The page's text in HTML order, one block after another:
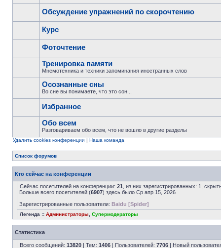
Обсуждение упражнений по скорочтению
Курс
Фоточтение
Тренировка памяти
Мнемотехника и техники запоминания иностранных слов
Осознанные сны
Во сне вы понимаете, что это сон...
Избранное
Обо всем
Разговариваем обо всем, что не вошло в другие разделы
Удалить cookies конференции | Наша команда
Список форумов
Кто сейчас на конференции
Сейчас посетителей на конференции: 21 , из них зарегистрированных: 1,
Больше всего посетителей (6907) здесь было Ср апр 15, 2026
Зарегистрированные пользователи: Baidu [Spider]
Легенда :: Администраторы Супермодераторы
Статистика
Всего сообщений: 13820 | Тем: 1406 | Пользователей: 7706 | Новый